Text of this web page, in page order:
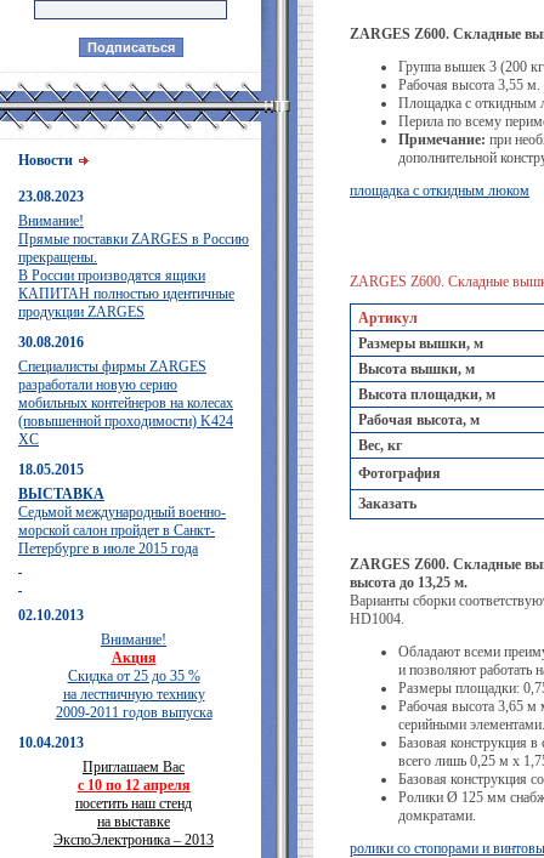
Новости
23.08.2023
Внимание!
Прямые поставки ZARGES в Россию
прекращены.
В России производятся ящики
КАПИТАН полностью идентичные
продукции ZARGES
30.08.2016
Специалисты фирмы ZARGES
разработали новую серию
мобильных контейнеров на колесах
(повышенной проходимости) K424
XC
18.05.2015
ВЫСТАВКА
Седьмой международный военно-
морской салон пройдет в Санкт-
Петербурге в июле 2015 года
02.10.2013
Внимание!
Акция
Скидка от 25 до 35 %
на лестничную технику
2009-2011 годов выпуска
10.04.2013
Приглашаем Вас
с 10 по 12 апреля
посетить наш стенд
на выставке
ЭкспоЭлектроника – 2013
ZARGES Z600. Складные
Группа вышек 3 (200
Рабочая высота 3,55 м.
Площадка с откидным
Перила по всему
Примечание: при
дополнительной
площадка с откидным люком
ZARGES Z600. Складные
Артикул
Размеры вышки, м
Высота вышки, м
Высота площадки, м
Рабочая высота, м
Вес, кг
Фотография
Заказать
ZARGES Z600. Складные
высота до 13,25 м.
Варианты сборки
HD1004.
Обладают всеми
и позволяют работать
Размеры площадки:
Рабочая высота 3,65 м
серийными элементами.
Базовая конструкция
всего лишь 0,25 м х
Базовая конструкция
Ролики Ø 125 мм
домкратами.
ролики со стопорами и